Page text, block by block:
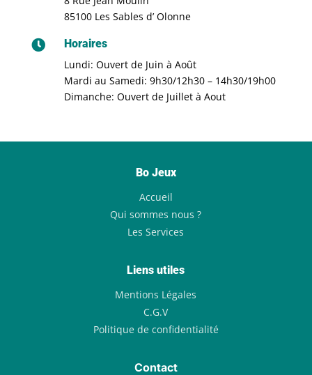
85100 Les Sables d’ Olonne

Horaires
Lundi: Ouvert de Juin à Août
Mardi au Samedi: 9h30/12h30 – 14h30/19h00
Dimanche: Ouvert de Juillet à Aout
Bo Jeux
Accueil
Qui sommes nous ?
Les Services
Liens utiles
Mentions Légales
C.G.V
Politique de confidentialité
Contact